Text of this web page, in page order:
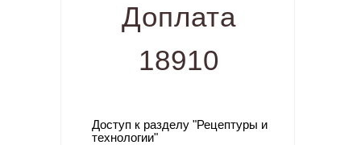
Доплата
18910
Доступ к разделу "Рецептуры и
технологии"